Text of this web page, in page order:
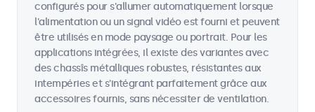
configurés pour s'allumer automatiquement lorsque
l'alimentation ou un signal vidéo est fourni et peuvent
être utilisés en mode paysage ou portrait. Pour les
applications intégrées, il existe des variantes avec
des chassîs métalliques robustes, résistantes aux
intempéries et s'intégrant parfaitement grâce aux
accessoires fournis, sans nécessiter de ventilation.